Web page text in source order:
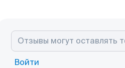
Войти